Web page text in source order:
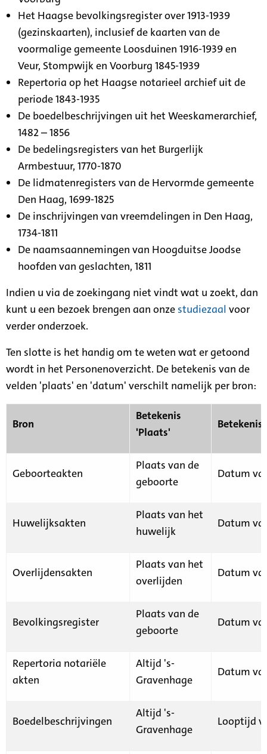
Het Haagse bevolkingsregister over 1913-1939
(gezinskaarten), inclusief de kaarten van de
voormalige gemeente Loosduinen 1916-1939 en
Veur, Stompwijk en Voorburg 1845-1939
Repertoria op het Haagse notarieel archief uit de
periode 1843-1935
De boedelbeschrijvingen uit het Weeskamerarchief,
1482 – 1856
De bedelingsregisters van het Burgerlijk
Armbestuur, 1770-1870
De lidmatenregisters van de Hervormde gemeente
Den Haag, 1699-1825
De inschrijvingen van vreemdelingen in Den Haag,
1734-1811
De naamsaannemingen van Hoogduitse Joodse
hoofden van geslachten, 1811
Indien u via de zoekingang niet vindt wat u zoekt, dan
kunt u een bezoek brengen aan onze studiezaal voor
verder onderzoek.
Ten slotte is het handig om te weten wat er getoond
wordt in het Personenoverzicht. De betekenis van de
velden 'plaats' en 'datum' verschilt namelijk per bron:
Bron
Betekenis
'Plaats'
Geboorteakten
Plaats van de
geboorte
Datum
Huwelijksakten
Plaats van het
huwelijk
Datum
Overlijdensakten
Plaats van het
overlijden
Datum
Bevolkingsregister
Plaats van de
geboorte
Datum
Repertoria notariële
akten
Altijd 's-
Gravenhage
Datum
Boedelbeschrijvingen
Altijd 's-
Gravenhage
Looptijd